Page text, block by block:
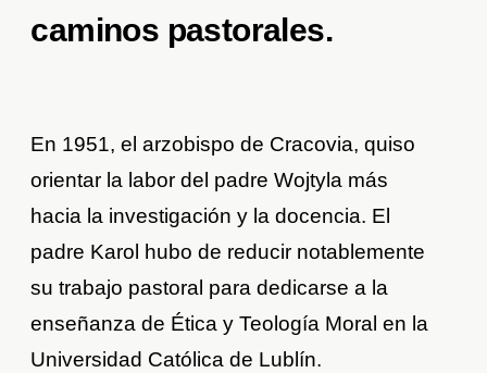
caminos pastorales.
En 1951, el arzobispo de Cracovia, quiso
orientar la labor del padre Wojtyla más
hacia la investigación y la docencia. El
padre Karol hubo de reducir notablemente
su trabajo pastoral para dedicarse a la
enseñanza de Ética y Teología Moral en la
Universidad Católica de Lublín.